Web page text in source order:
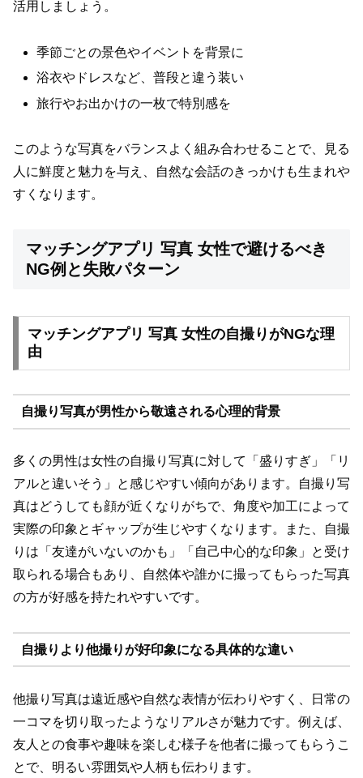
活用しましょう。
季節ごとの景色やイベントを背景に
浴衣やドレスなど、普段と違う装い
旅行やお出かけの一枚で特別感を
このような写真をバランスよく組み合わせることで、見る
人に鮮度と魅力を与え、自然な会話のきっかけも生まれや
すくなります。
マッチングアプリ 写真 女性で避けるべき
NG例と失敗パターン
マッチングアプリ 写真 女性の自撮りがNGな理
由
自撮り写真が男性から敬遠される心理的背景
多くの男性は女性の自撮り写真に対して「盛りすぎ」「リ
アルと違いそう」と感じやすい傾向があります。自撮り写
真はどうしても顔が近くなりがちで、角度や加工によって
実際の印象とギャップが生じやすくなります。また、自撮
りは「友達がいないのかも」「自己中心的な印象」と受け
取られる場合もあり、自然体や誰かに撮ってもらった写真
の方が好感を持たれやすいです。
自撮りより他撮りが好印象になる具体的な違い
他撮り写真は遠近感や自然な表情が伝わりやすく、日常の
一コマを切り取ったようなリアルさが魅力です。例えば、
友人との食事や趣味を楽しむ様子を他者に撮ってもらうこ
とで、明るい雰囲気や人柄も伝わります。